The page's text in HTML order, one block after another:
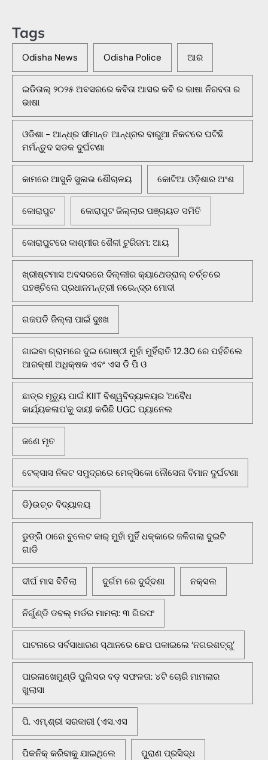
Tags
Odisha News Odisha Police ଆର
ଇଡିତାଲ୍ ୨୦୨୫ ଅବସରରେ କବିତା ଆସର କବି ର ଭାଷା ନିରବତା ର
ଭାଷା
ଓଡିଶା - ଆନ୍ଧ୍ର ସୀମାନ୍ତ ଆନ୍ଧ୍ରର ବାରୁଆ ନିକଟରେ ଘଟିଛି
ମର୍ମନ୍ତୁଦ ସଡକ ଦୁର୍ଘଟଣା
କାମରେ ଆସୁନି ସୁଲଭ ଶୌଚାଳୟ କୋଟିଆ ଓଡ଼ିଶାର ଅଂଶ
କୋରାପୁଟ କୋରାପୁଟ ଜିଲ୍ଲାର ପଞ୍ଚାୟତ ସମିତି
କୋରାପୁଟରେ କାଶ୍ମୀର ଶୈଳୀ ଟୁରିଜମ: ଆୟ
ଖ୍ରୀଷ୍ଟମାସ ଅବସରରେ ଦିଲ୍ଲୀର କ୍ୟାଥେଡ୍ରାଲ୍ ଚର୍ଚ୍ଚରେ
ପହଞ୍ଚିଲେ ପ୍ରଧାନମନ୍ତ୍ରୀ ନରେନ୍ଦ୍ର ମୋଦୀ
ଗଜପତି ଜିଲ୍ଲା ପାଇଁ ଦୁଃଖ
ଗାଇବା ଗ୍ରାମରେ ଦୁଇ ଗୋଷ୍ଠୀ ମୁହାଁ ମୁହିଁରାତି 12.30 ରେ ପହଁଚିଲେ
ଆରକ୍ଷୀ ଅଧିକ୍ଷକ ଏବଂ ଏସ ଡି ପି ଓ
ଛାତ୍ର ମୃତ୍ୟୁ ପାଇଁ KIIT ବିଶ୍ୱବିଦ୍ୟାଳୟର 'ଅବୈଧ
କାର୍ଯ୍ୟକଳାପ'କୁ ଦାୟୀ କରିଛି UGC ପ୍ୟାନେଲ
ଜଣେ ମୃତ
ଟେକ୍ସାସ ନିକଟ ସମୁଦ୍ରରେ ମେକ୍ସିକୋ ନୌସେନା ବିମାନ ଦୁର୍ଘଟଣା
ଡି)ଉଚ୍ଚ ବିଦ୍ୟାଳୟ
ଡୁଙ୍ଗି ଠାରେ ବୁଲେଟ କାର୍ ମୁହାଁ ମୁହିଁ ଧକ୍କାରେ ଜଳିଗଲା ଦୁଇଟି
ଗାଡି
ଦୀର୍ଘ ମାସ ବିତିଲା ଦୁର୍ଗମ ରେ ଦୁର୍ଦ୍ଦଶା ନକ୍ସଲ
ନିର୍ଗୁଣ୍ଡି ଡବଲ୍ ମର୍ଡର ମାମଲା: ୩ ଗିରଫ
ପାଟନାରେ ସର୍ବସାଧାରଣ ସ୍ଥାନରେ ଛେପ ପକାଇଲେ ‘ନଗରଶତ୍ରୁ’
ପାରଳାଖେମୁଣ୍ଡି ପୁଲିସର ବଡ଼ ସଫଳତା: ୪ଟି ଚୋରି ମାମଲାର
ଖୁଲାସା
ପି. ଏମ୍.ଶ୍ରୀ ସରକାରୀ (ଏସ.ଏସ
ପିକନିକ୍‌ କରିବାକୁ ଯାଇଥିଲେ ପୁରାଣ ପ୍ରସିଦ୍ଧ